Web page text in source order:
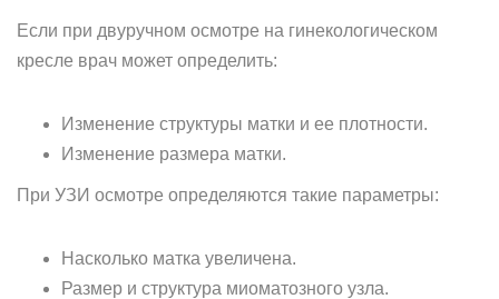
Если при двуручном осмотре на гинекологическом
кресле врач может определить:
Изменение структуры матки и ее плотности.
Изменение размера матки.
При УЗИ осмотре определяются такие параметры:
Насколько матка увеличена.
Размер и структура миоматозного узла.